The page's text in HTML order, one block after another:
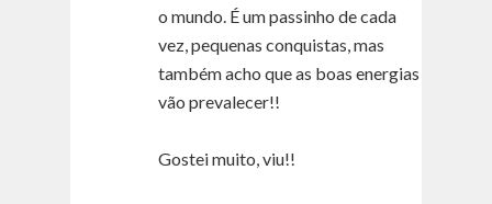
o mundo. É um passinho de cada
vez, pequenas conquistas, mas
também acho que as boas energias
vão prevalecer!!
Gostei muito, viu!!